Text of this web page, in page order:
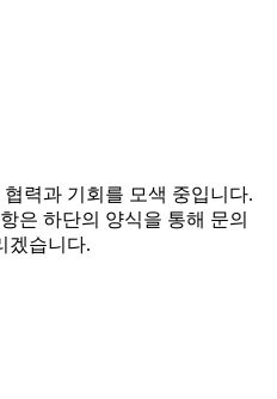
력과 기회를 모색 중입니다.
은 하단의 양식을 통해 문의
겠습니다.